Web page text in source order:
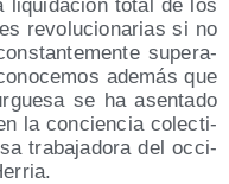
liqui­da­ción total de los
revo­lu­cio­na­rias si no
supe­ra­
ade­más que
se ha asen­ta­do
la con­cien­cia colec­ti­
tra­ba­ja­do­ra del occi­